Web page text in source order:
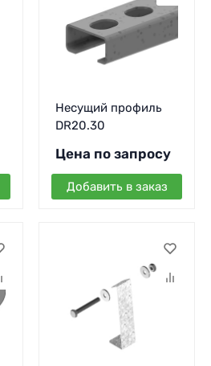
Несущий профиль
DR20.30
Цена по запросу
Добавить в заказ